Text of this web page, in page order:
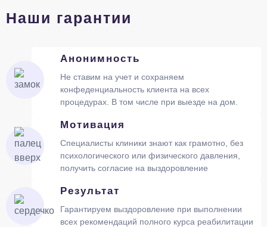
Наши гарантии
Анонимность
Не ставим на учет и сохраняем
конфеденциальность клиента на всех
процедурах. В том числе при выезде на дом.
Мотивация
Специалисты клиники знают как грамотно, без
психологического или физического давления,
получить согласие на выздоровление
Результат
Гарантируем выздоровление при выполнении
всех рекомендаций полного курса реабилитации